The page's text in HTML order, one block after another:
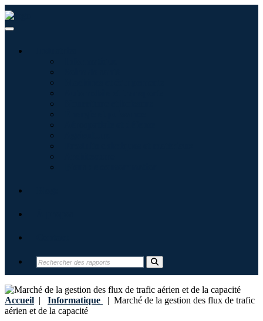
Accueil | Informatique | Marché de la gestion des flux de trafic
aérien et de la capacité